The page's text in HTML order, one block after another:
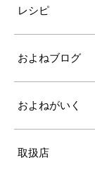
レシピ
およねブログ
およねがいく
取扱店